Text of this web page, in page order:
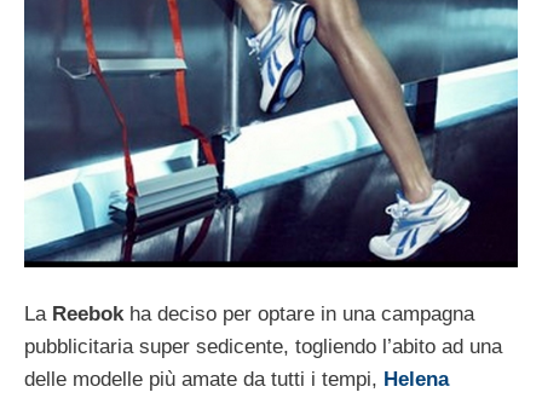
LaReebokha deciso per optare in una campagna
pubblicitaria super sedicente, togliendo l’abito ad una
delle modelle più amate da tutti i tempi, Helena